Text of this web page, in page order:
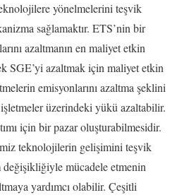
yönelmelerini teşvik
sağlamaktır. ETS’nin bir
azaltmanın en maliyet etkin
SGE’yi azaltmak için maliyet etkin
emisyonlarını azaltma şeklini
üzerindeki yükü azaltabilir.
için bir pazar oluşturabilmesidir.
teknolojilerin gelişimini teşvik
mücadele etmenin
yardımcı olabilir. Çeşitli